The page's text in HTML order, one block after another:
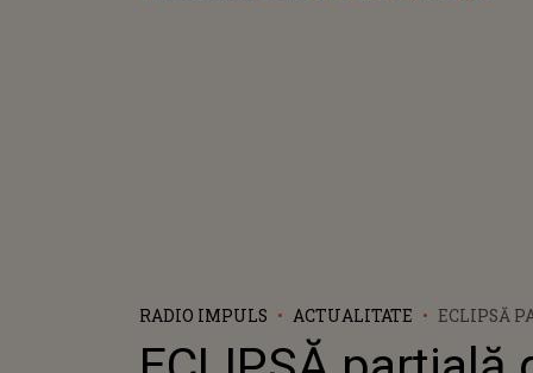
RADIO IMPULS ACTUALITATE
ECLIPSĂ
2025. DE